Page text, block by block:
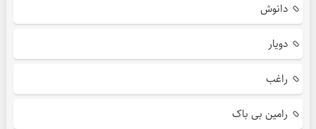
دانوش
دویار
راغب
رامین بی باک